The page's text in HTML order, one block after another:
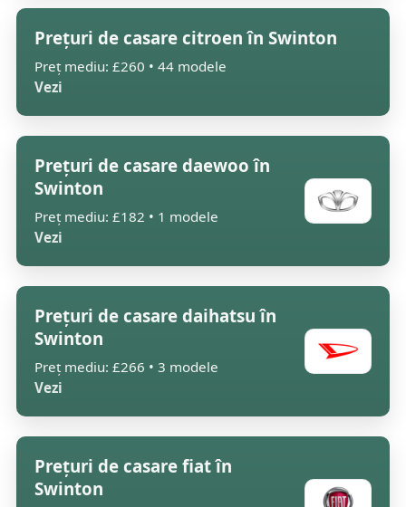
Prețuri de casare citroen în Swinton
Preț mediu: £260 • 44 modele
Vezi
Prețuri de casare daewoo în
Swinton
Preț mediu: £182 • 1 modele
Vezi
Prețuri de casare daihatsu în
Swinton
Preț mediu: £266 • 3 modele
Vezi
Prețuri de casare fiat în
Swinton